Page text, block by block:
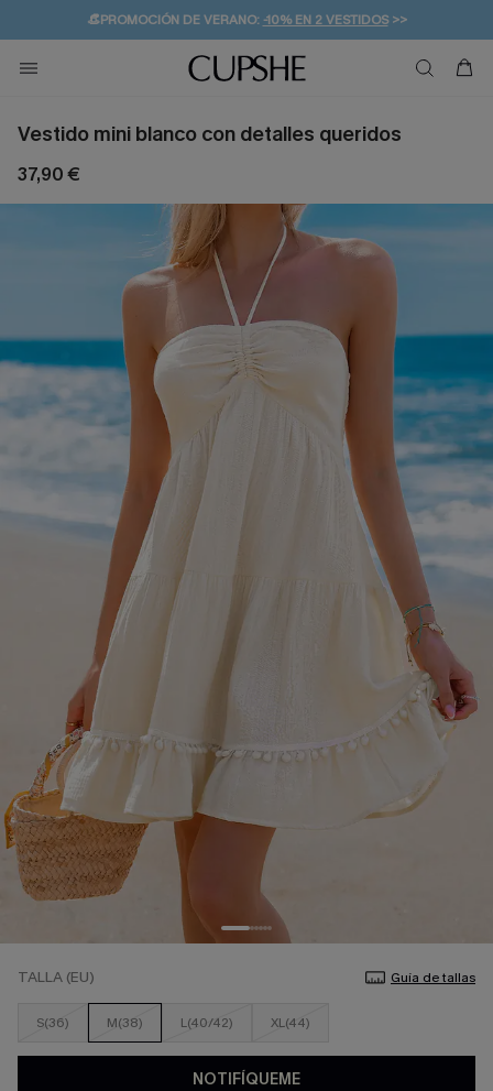
👒PROMOCIÓN DE VERANO:-10% EN 2 VESTIDOS>>
💌¡SUSCRIBIRSE & GANAR -10% EXTRA!
🚚ENVÍO GRATUITO A PARTIR DE 49 € >>
Vestido mini blanco con detalles queridos
37,90 €
TALLA (EU) Guía de tallas
S(36) M(38) L(40/42) XL(44)
NOTIFÍQUEME